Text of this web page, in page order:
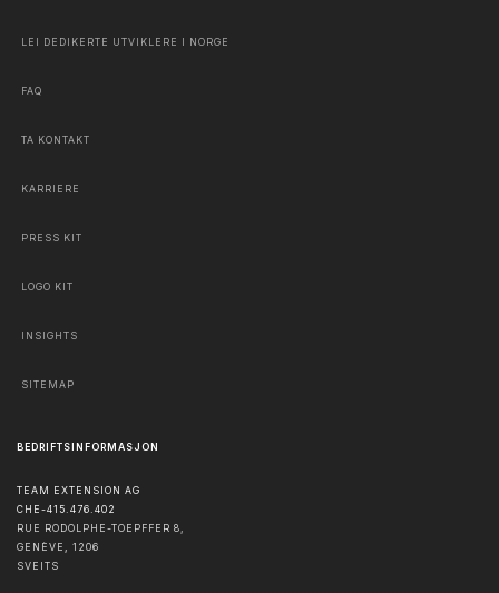
LEI DEDIKERTE UTVIKLERE I NORGE
FAQ
TA KONTAKT
KARRIERE
PRESS KIT
LOGO KIT
INSIGHTS
SITEMAP
BEDRIFTSINFORMASJON
TEAM EXTENSION AG
CHE-415.476.402
RUE RODOLPHE-TOEPFFER 8,
GENÈVE , 1206
SVEITS